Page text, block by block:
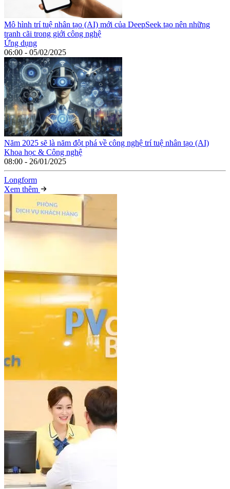
Mô hình trí tuệ nhân tạo (AI) mới của DeepSeek tạo nên những
tranh cãi trong giới công nghệ
Ứng dụng
06:00 - 05/02/2025
Năm 2025 sẽ là năm đột phá về công nghệ trí tuệ nhân tạo (AI)
Khoa học & Công nghệ
08:00 - 26/01/2025
Longform
Xem thêm